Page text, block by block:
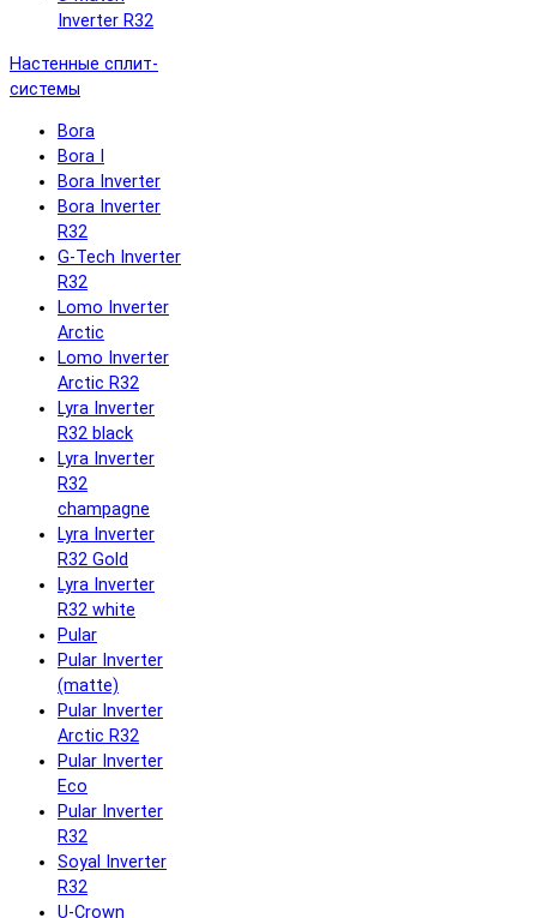
Inverter R32
Настенные сплит-
системы
Bora
Bora I
Bora Inverter
Bora Inverter
R32
G-Tech Inverter
R32
Lomo Inverter
Arctic
Lomo Inverter
Arctic R32
Lyra Inverter
R32 black
Lyra Inverter
R32
champagne
Lyra Inverter
R32 Gold
Lyra Inverter
R32 white
Pular
Pular Inverter
(matte)
Pular Inverter
Arctic R32
Pular Inverter
Eco
Pular Inverter
R32
Soyal Inverter
R32
U-Crown